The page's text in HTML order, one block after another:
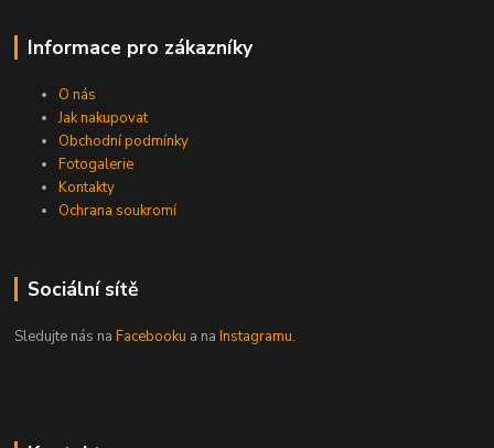
Informace pro zákazníky
O nás
Jak nakupovat
Obchodní podmínky
Fotogalerie
Kontakty
Ochrana soukromí
Sociální sítě
Sledujte nás naFacebooku a naInstagramu.